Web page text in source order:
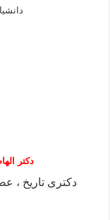
دکتر الهام
دکتری تاریخ ،